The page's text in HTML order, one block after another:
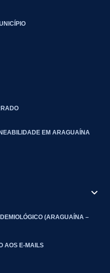
EM ARAGUAÍNA
(ARAGUAÍNA –
AOS E-MAILS